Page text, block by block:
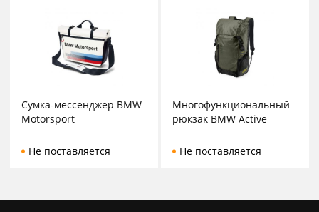
Сумка-мессенджер BMW
Motorsport
Не поставляется
Многофункциональный
рюкзак BMW Active
Не поставляется